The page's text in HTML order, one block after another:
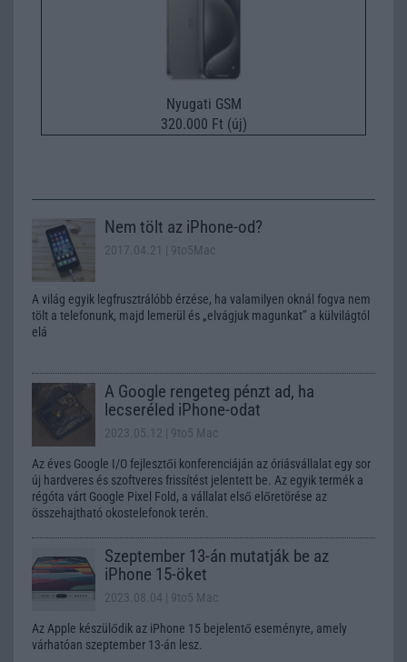
Nyugati GSM
320.000 Ft (új)
Nem tölt az iPhone-od?
2017.04.21 | 9to5Mac
A világ egyik legfrusztrálóbb érzése, ha valamilyen oknál fogva nem
tölt a telefonunk, majd lemerül és „elvágjuk magunkat” a külvilágtól
elá
A Google rengeteg pénzt ad, ha
lecseréled iPhone-odat
2023.05.12 | 9to5 Mac
Az éves Google I/O fejlesztői konferenciáján az óriásvállalat egy sor
új hardveres és szoftveres frissítést jelentett be. Az egyik termék a
régóta várt Google Pixel Fold, a vállalat első előretörése az
összehajtható okostelefonok terén.
Szeptember 13-án mutatják be az
iPhone 15-öket
2023.08.04 | 9to5 Mac
Az Apple készülődik az iPhone 15 bejelentő eseményre, amely
várhatóan szeptember 13-án lesz.